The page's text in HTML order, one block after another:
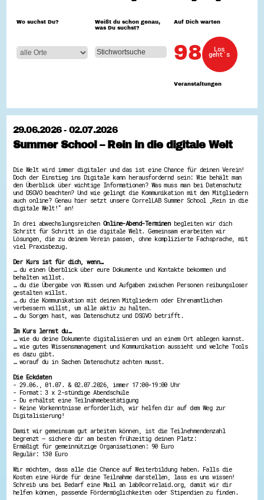
Zeig uns dein Ehrenamt
Wettbewerb | Trikotwettbewerb
Wettbewerb | 80 Jahre Hessen - Engagement
Ausgezeichnete Projekte
Gestalte dein Ehrenamt
Ehrenamts-Card Hessen
Engagement-Lotsen
Ehrentag
Freiwilligenmanagement
Hessen engagiert - Digitale Themenabende
Kompetenznachweis Hessen
Service-Learning
Mach dich schlau
Di@-Lotsen in Hessen
Energiepreiskrise und Ehrenamt
Flüchtlingshilfe + Integration
Patenschaftsprojekte
Qualifizierung & Fortbildung
Versicherungsschutz
Wissenswertes rund um dein Ehrenamt
Zahlen, Daten, Fakten aus Hessen
Service
Suche
Downloads
Kontakt
Datenschutz
Erklärung zur Barrierefreiheit
Barriere melden
Wo suchst Du?
Weißt du schon genau,
was Du suchst?
Auf Dich warten
98
Veranstaltungen
Los
geht´s
29.06.2026 - 02.07.2026
Summer School – Rein in die digitale Welt
Die Welt wird immer digitaler und das ist eine Chance für deinen Verein!
Doch der Einstieg ins Digitale kann herausfordernd sein: Wie behält man
den Überblick über wichtige Informationen? Was muss man bei Datenschutz
und DSGVO beachten? Und wie gelingt die Kommunikation mit den Mitgliedern
auch online? Genau hier setzt unsere CorrelLAB Summer School „Rein in die
digitale Welt!“ an!
In drei abwechslungsreichen Online-Abend-Terminenbegleiten wir dich
Schritt für Schritt in die digitale Welt. Gemeinsam erarbeiten wir
Lösungen, die zu deinem Verein passen, ohne komplizierte Fachsprache, mit
viel Praxisbezug.
Der Kurs ist für dich, wenn…
… du einen Überblick über eure Dokumente und Kontakte bekommen und
behalten willst.
… du die Übergabe von Wissen und Aufgaben zwischen Personen reibungsloser
gestalten willst.
… du die Kommunikation mit deinen Mitgliedern oder Ehrenamtlichen
verbessern willst, um alle aktiv zu halten.
… du Sorgen hast, was Datenschutz und DSGVO betrifft.
Im Kurs lernst du…
… wie du deine Dokumente digitalisieren und an einem Ort ablegen kannst.
… wie gutes Wissensmanagement und Kommunikation aussieht und welche Tools
es dazu gibt.
… worauf du in Sachen Datenschutz achten musst.
Die Eckdaten
- 29.06., 01.07. & 02.07.2026, immer 17:00-19:00 Uhr
- Format: 3 x 2-stündige Abendschule
- Du erhältst eine Teilnahmebestätigung
- Keine Vorkenntnisse erforderlich, wir helfen dir auf dem Weg zur
Digitalisierung!
Damit wir gemeinsam gut arbeiten können, ist die Teilnehmendenzahl
begrenzt – sichere dir am besten frühzeitig deinen Platz:
Ermäßigt für gemeinnützige Organisationen: 90 Euro
Regulär: 130 Euro
Wir möchten, dass alle die Chance auf Weiterbildung haben. Falls die
Kosten eine Hürde für deine Teilnahme darstellen, lass es uns wissen!
Schreib uns bei Bedarf eine Mail an lab@correlaid.org, damit wir dir
helfen können, passende Fördermöglichkeiten oder Stipendien zu finden.